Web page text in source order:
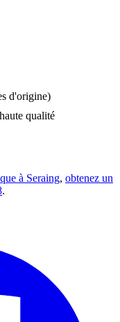
d'origine)
qualité
à Seraing, obtenez un
.